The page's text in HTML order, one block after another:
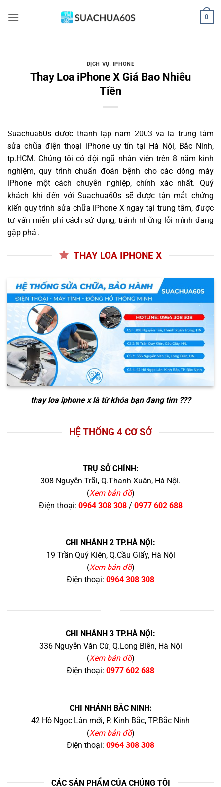
qua
0
DỊCH VỤ, IPHONE
Thay Loa iPhone X Giá Bao Nhiêu
Tiền
Suachua60s được thành lập năm 2003 và là trung tâm
sửa chữa điện thoại iPhone uy tín tại Hà Nội, Bắc Ninh,
tp.HCM. Chúng tôi có đội ngũ nhân viên trên 8 năm kinh
nghiệm, quy trình chuẩn đoán bệnh cho các dòng máy
iPhone một cách chuyên nghiệp, chính xác nhất. Quý
khách khi đến với Suachua60s sẽ được tận mắt chứng
kiến quy trình sửa chữa iPhone X ngay tại trung tâm, được
tư vấn miễn phí cách sử dụng, tránh những lỗi mình đang
gặp phải.
THAY LOA IPHONE X
thay loa iphone xlà từ khóa bạn đang tìm ???
HỆ THỐNG 4 CƠ SỞ
TRỤ SỞ CHÍNH:
308 Nguyễn Trãi, Q.Thanh Xuân, Hà Nội.
(Xem bản đồ)
Điện thoại: 0964 308 308/ 0977 602 688
CHI NHÁNH 2 TP.HÀ NỘI:
19 Trần Quý Kiên, Q.Cầu Giấy, Hà Nội
(Xem bản đồ)
Điện thoại: 0964 308 308
CHI NHÁNH 3 TP.HÀ NỘI:
336 Nguyễn Văn Cừ, Q.Long Biên, Hà Nội
(Xem bản đồ)
Điện thoại: 0977 602 688
CHI NHÁNH BẮC NINH:
42 Hồ Ngọc Lân mới, P. Kinh Bắc, TP.Bắc Ninh
(Xem bản đồ)
Điện thoại: 0964 308 308
CÁC SẢN PHẨM CỦA CHÚNG TÔI